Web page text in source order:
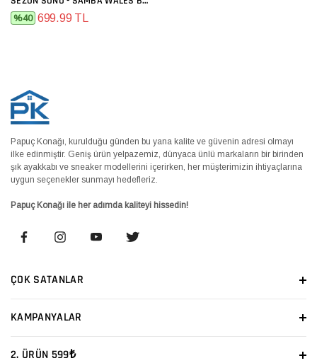
%40 699.99 TL
Papuç Konağı, kurulduğu günden bu yana kalite ve güvenin adresi olmayı
ilke edinmiştir. Geniş ürün yelpazemiz, dünyaca ünlü markaların bir birinden
şık ayakkabı ve sneaker modellerini içerirken, her müşterimizin ihtiyaçlarına
uygun seçenekler sunmayı hedefleriz.
Papuç Konağı ile her adımda kaliteyi hissedin!
ÇOK SATANLAR
KAMPANYALAR
2. ÜRÜN 599₺